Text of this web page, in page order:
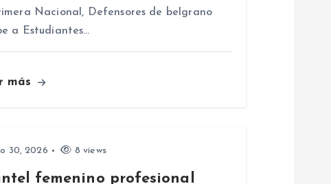
Nacional, Defensores de belgrano
a Estudiantes…
más
30, 2026 8 views
femenino profesional